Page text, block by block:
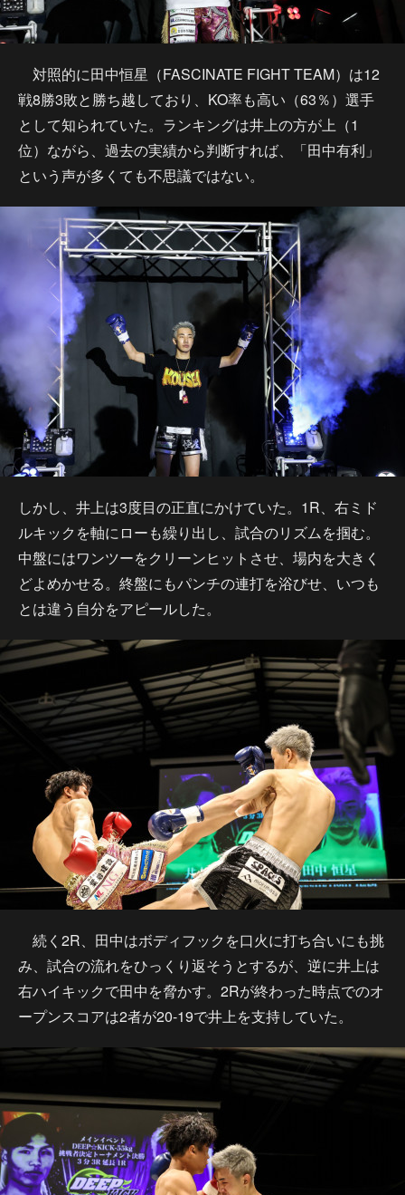
対照的に田中恒星（FASCINATE FIGHT TEAM）は12
戦8勝3敗と勝ち越しており、KO率も高い（63％）選手
として知られていた。ランキングは井上の方が上（1
位）ながら、過去の実績から判断すれば、「田中有利」
という声が多くても不思議ではない。
しかし、井上は3度目の正直にかけていた。1R、右ミド
ルキックを軸にローも繰り出し、試合のリズムを掴む。
中盤にはワンツーをクリーンヒットさせ、場内を大きく
どよめかせる。終盤にもパンチの連打を浴びせ、いつも
とは違う自分をアピールした。
続く2R、田中はボディフックを口火に打ち合いにも挑
み、試合の流れをひっくり返そうとするが、逆に井上は
右ハイキックで田中を脅かす。2Rが終わった時点でのオ
ープンスコアは2者が20-19で井上を支持していた。